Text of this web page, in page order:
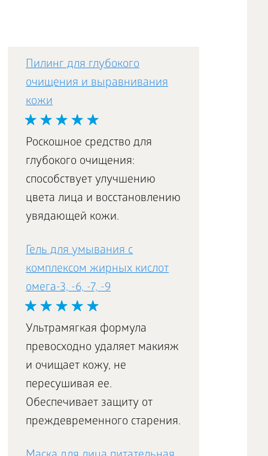
Пилинг для глубокого
очищения и выравнивания
кожи
Роскошное средство для
глубокого очищения:
способствует улучшению
цвета лица и восстановлению
увядающей кожи.
Гель для умывания с
комплексом жирных кислот
омега-3, -6, -7, -9
Ультрамягкая формула
превосходно удаляет макияж
и очищает кожу, не
пересушивая ее.
Обеспечивает защиту от
преждевременного старения.